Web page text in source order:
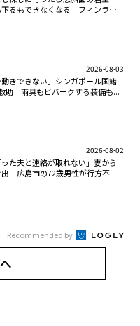
るもできなくなる フィンラン
2026-08-03
動きできない」シンガポール国籍
助 雨具もビバークする装備も...
2026-08-02
った夫と連絡が取れない」妻から
出 広島市の72歳男性が行方不...
Recommended by